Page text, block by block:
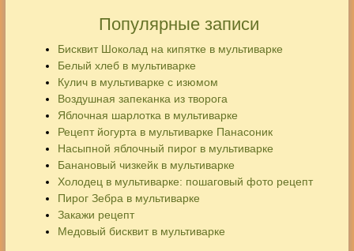
Популярные записи
Бисквит Шоколад на кипятке в мультиварке
Белый хлеб в мультиварке
Кулич в мультиварке с изюмом
Воздушная запеканка из творога
Яблочная шарлотка в мультиварке
Рецепт йогурта в мультиварке Панасоник
Насыпной яблочный пирог в мультиварке
Банановый чизкейк в мультиварке
Холодец в мультиварке: пошаговый фото рецепт
Пирог Зебра в мультиварке
Закажи рецепт
Медовый бисквит в мультиварке